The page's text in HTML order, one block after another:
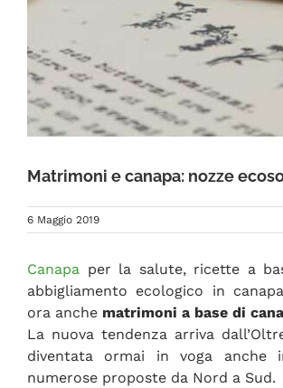
Matrimoni e canapa: nozze
6 Maggio 2019
Canapa per la salute, ricette a
abbigliamento ecologico in
ora anche matrimoni a base di
La nuova tendenza arriva
diventata ormai in voga anche
numerose proposte da Nord a Sud.